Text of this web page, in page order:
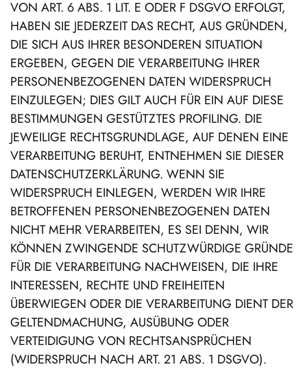
VON ART. 6 ABS. 1 LIT. E ODER F DSGVO ERFOLGT,
HABEN SIE JEDERZEIT DAS RECHT, AUS GRÜNDEN,
DIE SICH AUS IHRER BESONDEREN SITUATION
ERGEBEN, GEGEN DIE VERARBEITUNG IHRER
PERSONENBEZOGENEN DATEN WIDERSPRUCH
EINZULEGEN; DIES GILT AUCH FÜR EIN AUF DIESE
BESTIMMUNGEN GESTÜTZTES PROFILING. DIE
JEWEILIGE RECHTSGRUNDLAGE, AUF DENEN EINE
VERARBEITUNG BERUHT, ENTNEHMEN SIE DIESER
DATENSCHUTZERKLÄRUNG. WENN SIE
WIDERSPRUCH EINLEGEN, WERDEN WIR IHRE
BETROFFENEN PERSONENBEZOGENEN DATEN
NICHT MEHR VERARBEITEN, ES SEI DENN, WIR
KÖNNEN ZWINGENDE SCHUTZWÜRDIGE GRÜNDE
FÜR DIE VERARBEITUNG NACHWEISEN, DIE IHRE
INTERESSEN, RECHTE UND FREIHEITEN
ÜBERWIEGEN ODER DIE VERARBEITUNG DIENT DER
GELTENDMACHUNG, AUSÜBUNG ODER
VERTEIDIGUNG VON RECHTSANSPRÜCHEN
(WIDERSPRUCH NACH ART. 21 ABS. 1 DSGVO).